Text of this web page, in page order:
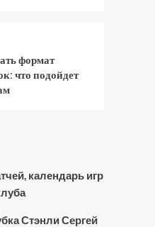
формат
что подойдет
календарь игр
Стэнли Сергей